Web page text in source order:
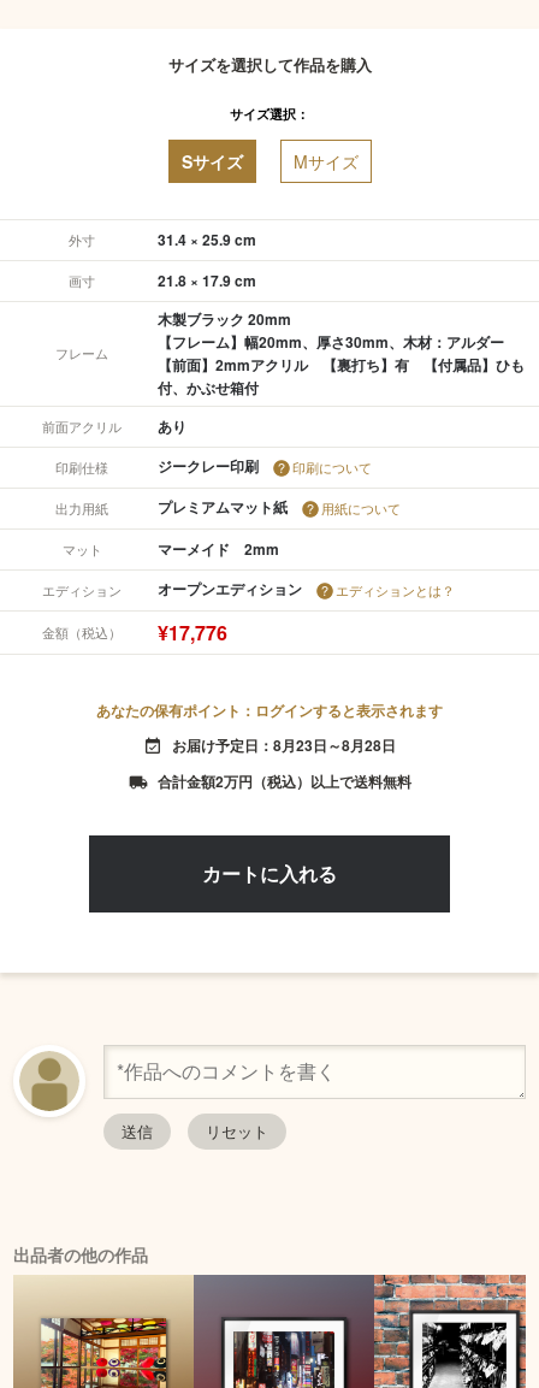
サイズを選択して作品を購入
サイズ選択：
Sサイズ Mサイズ
外寸 31.4 × 25.9 cm
画寸 21.8 × 17.9 cm
フレーム
木製ブラック 20mm
【フレーム】幅20mm、厚さ30mm、木材：アルダー
【前面】2mmアクリル 【裏打ち】有 【付属品】ひも
付、かぶせ箱付
前面アクリル あり
印刷仕様 ジークレー印刷 印刷について
出力用紙 プレミアムマット紙 用紙について
マット マーメイド 2mm
エディション オープンエディション エディションとは？
金額（税込） ¥17,776
あなたの保有ポイント：ログインすると表示されます
event_available お届け予定日：8月23日～8月28日
local_shipping 合計金額2万円（税込）以上で送料無料
出品者の他の作品